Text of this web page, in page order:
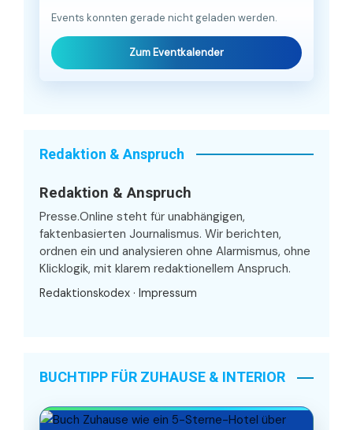
Events konnten gerade nicht geladen werden.
Zum Eventkalender
Redaktion & Anspruch
Redaktion & Anspruch
Presse.Online steht für unabhängigen,
faktenbasierten Journalismus. Wir berichten,
ordnen ein und analysieren ohne Alarmismus, ohne
Klicklogik, mit klarem redaktionellem Anspruch.
Redaktionskodex · Impressum
BUCHTIPP FÜR ZUHAUSE & INTERIOR